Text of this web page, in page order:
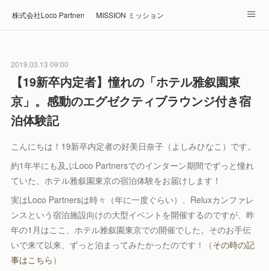
株式会社Loco Partners 🏠HomeMISSION ミッション
Blog ブログ ホテル・旅館の宿泊予約はRelux
2019.03.13 09:00
【19新卒内定者】憧れの「ホテル雅叙園東
京」。感動のエグゼクティブラウンジ付き宿
泊体験記
こんにちは！19新卒内定者の好美日奈子（よしみひなこ）です。
約1年半にも及ぶLoco Partnersでのインターン期間でずっと憧れ
ていた、ホテル雅叙園東京の宿泊体験をお届けします！
実はLoco Partnersは時々（年に一度ぐらい）、Reluxカンファレ
ンスという宿泊施設向けの大型イベントを開催するのですが、昨
年の1月はここ、ホテル雅叙園東京での開催でした。そのお手伝
いで来て以来、ずっと泊まってみたかったのです！（その時の記
事はこちら ）